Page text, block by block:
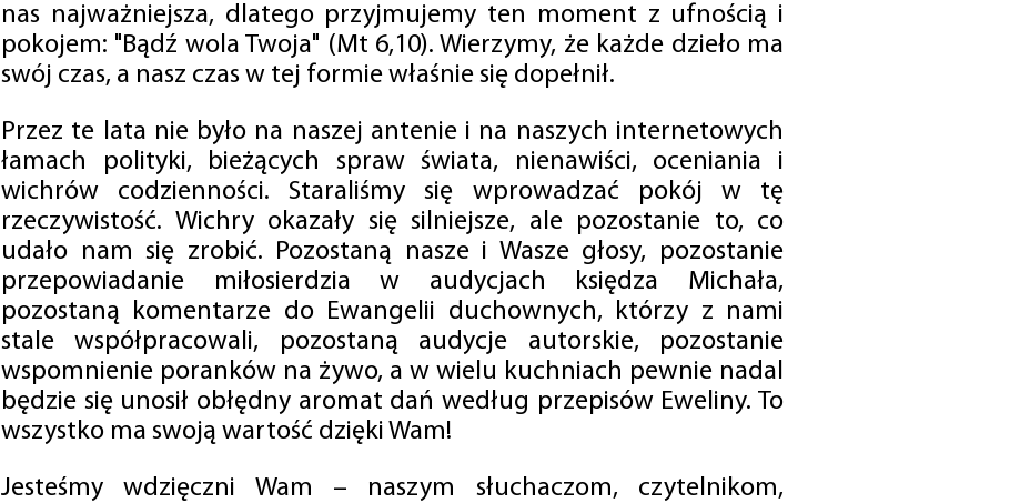
nas najważniejsza, dlatego przyjmujemy ten moment z ufnością i
pokojem: "Bądź wola Twoja" (Mt 6,10). Wierzymy, że każde dzieło ma
swój czas, a nasz czas w tej formie właśnie się dopełnił.
Przez te lata nie było na naszej antenie i na naszych internetowych
łamach polityki, bieżących spraw świata, nienawiści, oceniania i
wichrów codzienności. Staraliśmy się wprowadzać pokój w tę
rzeczywistość. Wichry okazały się silniejsze, ale pozostanie to, co
udało nam się zrobić. Pozostaną nasze i Wasze głosy, pozostanie
przepowiadanie miłosierdzia w audycjach księdza Michała,
pozostaną komentarze do Ewangelii duchownych, którzy z nami
stale współpracowali, pozostaną audycje autorskie, pozostanie
wspomnienie poranków na żywo, a w wielu kuchniach pewnie nadal
będzie się unosił obłędny aromat dań według przepisów Eweliny. To
wszystko ma swoją wartość dzięki Wam!
Jesteśmy wdzięczni Wam – naszym słuchaczom, czytelnikom,